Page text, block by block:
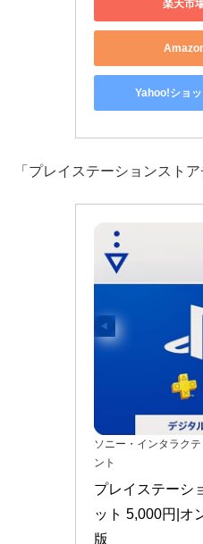
楽天市
Yahoo!ショ
「プレイステーションスト
ソニー・インタラク
ント
プレイステーシ
ット 5,000円|オ
版